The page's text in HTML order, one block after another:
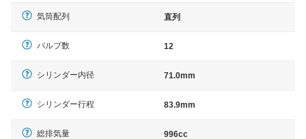
気筒配列 直列
バルブ数 12
シリンダー内径 71.0mm
シリンダー行程 83.9mm
総排気量 996cc